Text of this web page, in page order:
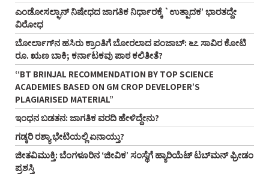
ಎಂಡೋಸಲ್ಫಾನ್ ನಿಷೇಧದ ಜಾಗತಿಕ ನಿರ್ಧಾರಕ್ಕೆ `ಉತ್ಪಾದಕ’ ಭಾರತದ್ದೇ
ವಿರೋಧ
ಬೋರ್ಲಾಗ್‌ನ ಹಸಿರು ಕ್ರಾಂತಿಗೆ ಬೋರಲಾದ ಪಂಜಾಬ್: ೬೭ ಸಾವಿರ ಕೋಟಿ
ರೂ. ಋಣ ಬಾಕಿ; ಕರ್ನಾಟಕವು ಪಾಠ ಕಲಿತೀತೆ?
“BT BRINJAL RECOMMENDATION BY TOP SCIENCE
ACADEMIES BASED ON GM CROP DEVELOPER’S
PLAGIARISED MATERIAL”
ಇಂಧನ ಬಡತನ: ಜಾಗತಿಕ ವರದಿ ಹೇಳಿದ್ದೇನು?
ಗಡ್ಕರಿ ರಶ್ಯಾ ಭೇಟಿಯಲ್ಲಿ ಏನಾಯ್ತು?
ಜೀತವಿಮುಕ್ತಿ: ಬೆಂಗಳೂರಿನ ‘ಜೀವಿಕ’ ಸಂಸ್ಥೆಗೆ ಹ್ಯಾರಿಯೆಟ್ ಟಬ್‌ಮನ್ ಫ್ರೀಡಂ
ಪ್ರಶಸ್ತಿ